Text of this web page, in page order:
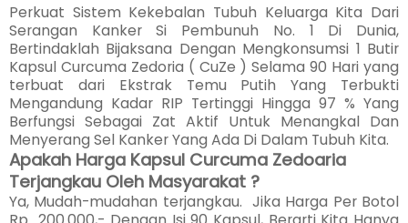
Perkuat Sistem Kekebalan Tubuh Keluarga Kita Dari
Serangan Kanker Si Pembunuh No. 1 Di Dunia,
Bertindaklah Bijaksana Dengan Mengkonsumsi 1 Butir
Kapsul Curcuma Zedoria ( CuZe ) Selama 90 Hari yang
terbuat dari Ekstrak Temu Putih Yang Terbukti
Mengandung Kadar RIP Tertinggi Hingga 97 % Yang
Berfungsi Sebagai Zat Aktif Untuk Menangkal Dan
Menyerang Sel Kanker Yang Ada Di Dalam Tubuh Kita.
Apakah Harga Kapsul Curcuma Zedoaria
Terjangkau Oleh Masyarakat ?
Ya, Mudah-mudahan terjangkau. Jika Harga Per Botol